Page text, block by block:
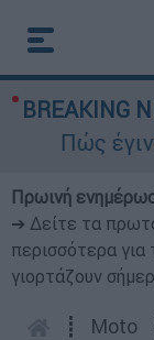
BREAKING
Πώς έγινε
Πρωινή
➔ Δείτε τα
περισσότερα για
γιορτάζουν
┋ Moto